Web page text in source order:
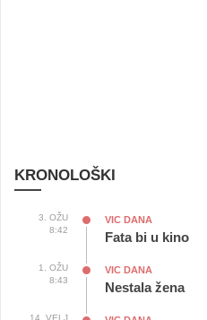
KRONOLOŠKI
3. OŽU
8:42
VIC DANA
Fata bi u kino
1. OŽU
8:43
VIC DANA
Nestala žena
14. VELJ